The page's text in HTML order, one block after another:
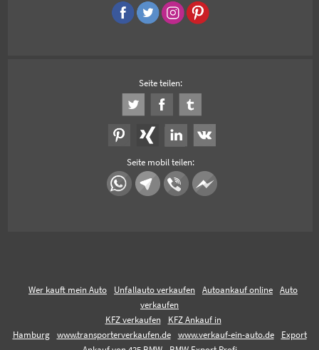
Seite teilen:
Seite mobil teilen:
Wer kauft mein Auto Unfallauto verkaufen Autoankauf online
Auto
verkaufen
KFZ verkaufen
KFZ Ankauf in
Hamburg
www.transporterverkaufen.de www.verkauf-ein-auto.de
Export